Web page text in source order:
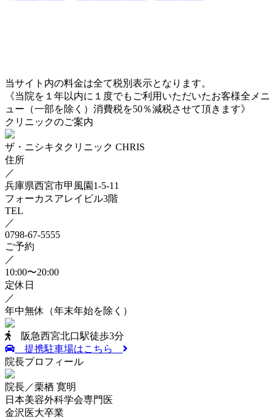
当サイト内の料金は全て税別表示となります。
《当院を１年以内に１度でもご利用いただいたお客様全メニ
ュー（一部を除く）消費税を50％減税させて頂きます》
クリニックのご案内
ザ・ニシキタクリニック CHRIS
住所
／
兵庫県西宮市甲風園1-5-11
フォーカスアレイビル3階
TEL
／
0798-67-5555
ご予約
／
10:00〜20:00
定休日
／
年中無休 （年末年始を除く）
阪急西宮北口駅徒歩3分
提携駐車場はこちら
院長プロフィール
院長／栗栖 寛明
日本美容外科学会専門医
金沢医大卒業